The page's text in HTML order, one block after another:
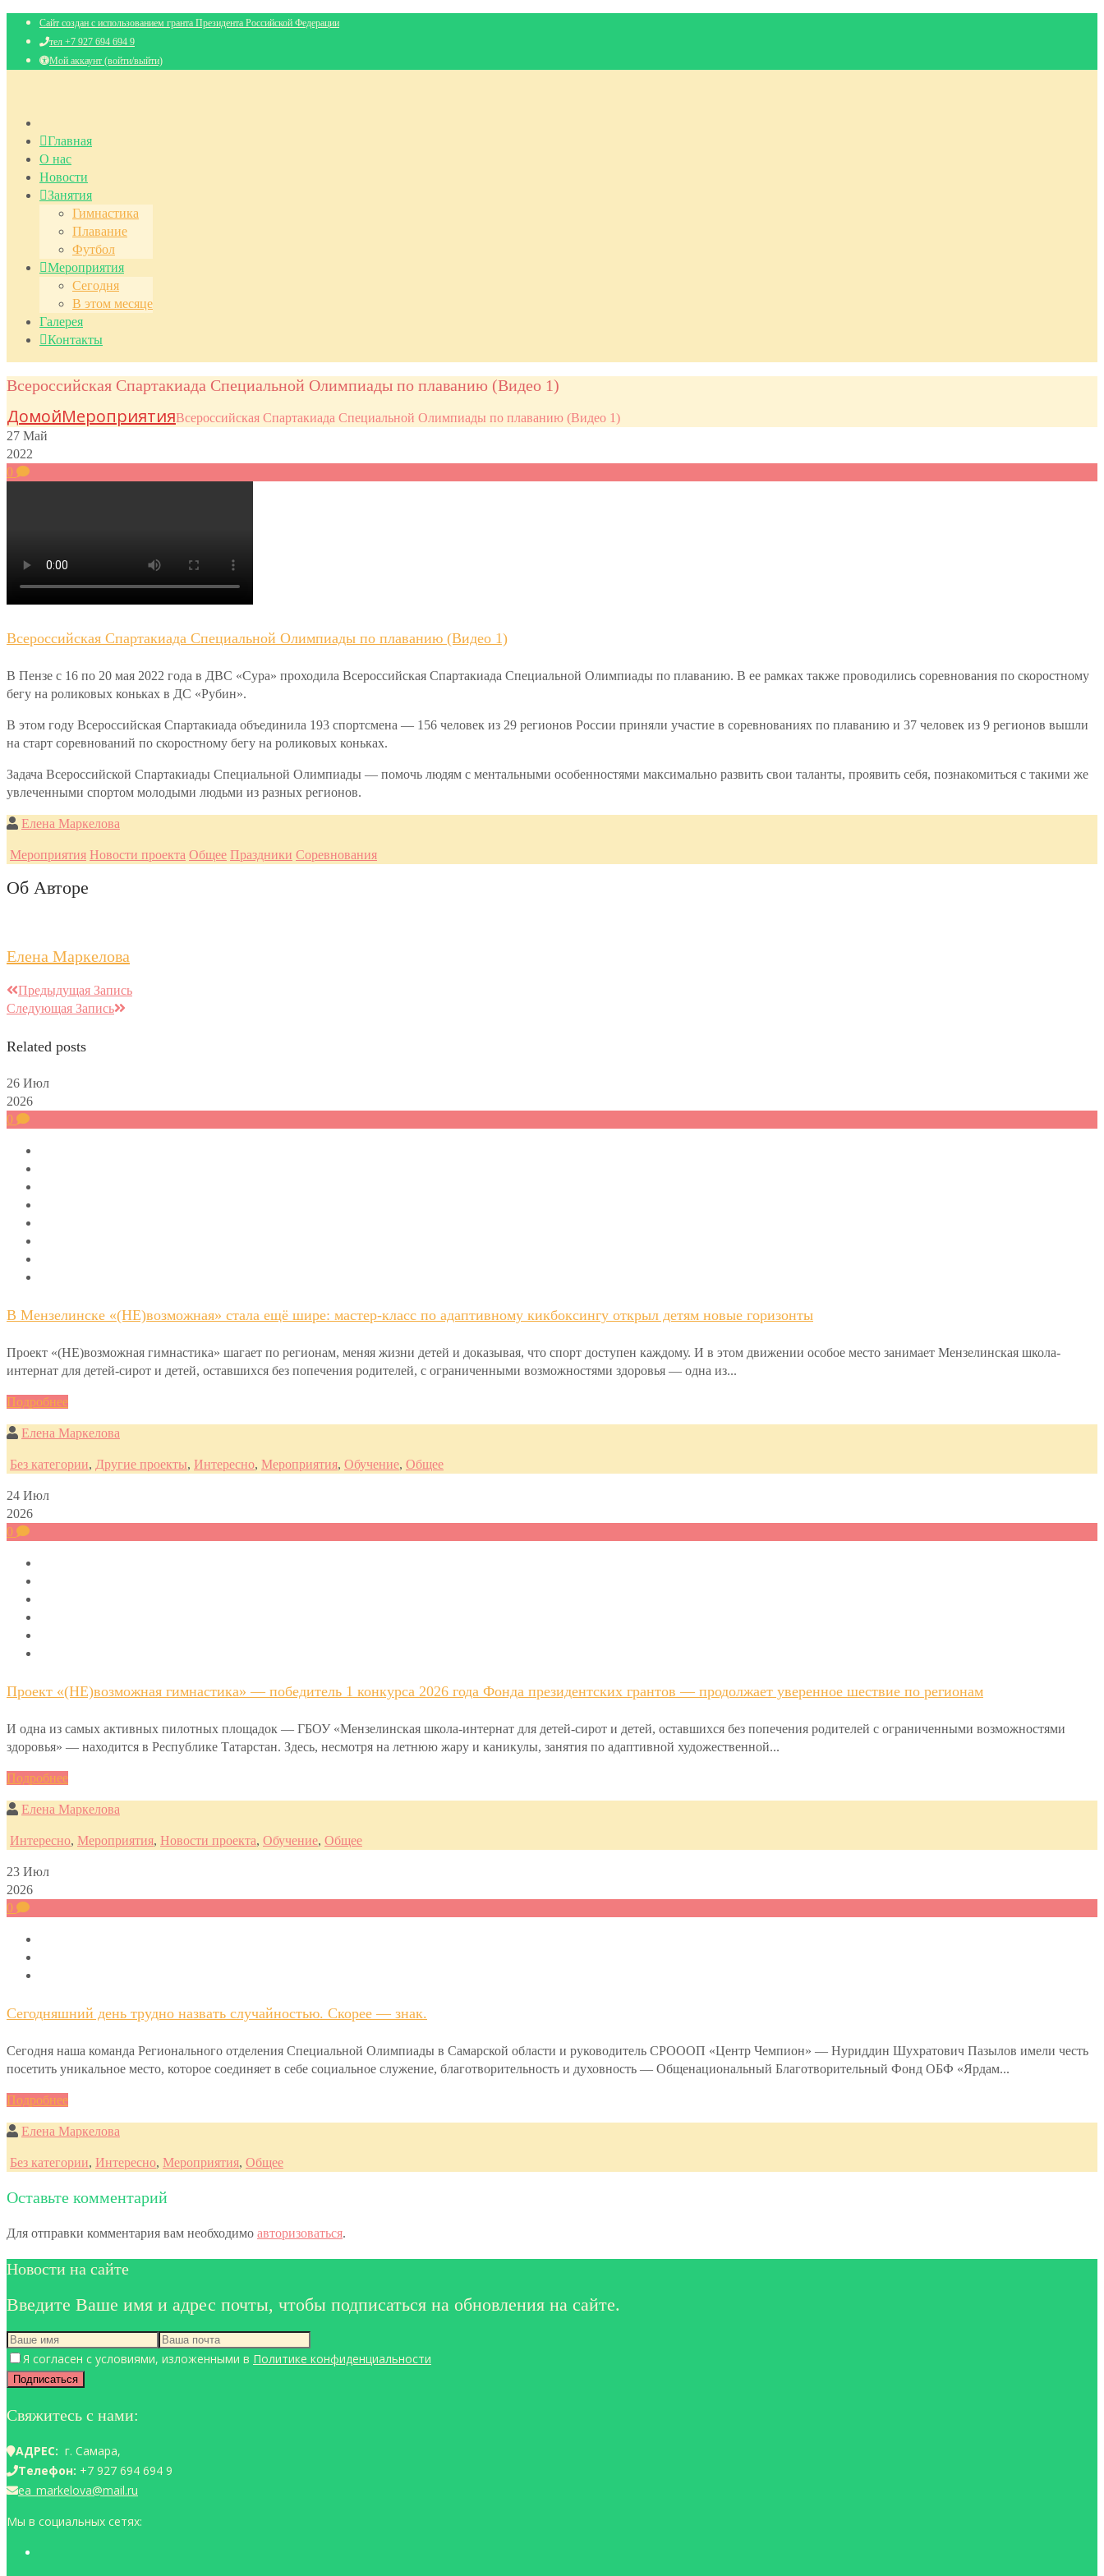
Сайт создан с использованием гранта Президента Российской Федерации
тел +7 927 694 694 9
Мой аккаунт (войти/выйти)
Главная
О нас
Новости
Занятия
Гимнастика
Плавание
Футбол
Мероприятия
Сегодня
В этом месяце
Галерея
Контакты
Всероссийская Спартакиада Специальной Олимпиады по плаванию (Видео 1)
ДомойМероприятияВсероссийская Спартакиада Специальной Олимпиады по плаванию (Видео 1)
27 Май
2022
0
Всероссийская Спартакиада Специальной Олимпиады по плаванию (Видео 1)
В Пензе с 16 по 20 мая 2022 года в ДВС «Сура» проходила Всероссийская Спартакиада Специальной Олимпиады по плаванию. В ее рамках также проводились соревнования по скоростному
бегу на роликовых коньках в ДС «Рубин».
В этом году Всероссийская Спартакиада объединила 193 спортсмена — 156 человек из 29 регионов России приняли участие в соревнованиях по плаванию и 37 человек из 9 регионов вышли
на старт соревнований по скоростному бегу на роликовых коньках.
Задача Всероссийской Спартакиады Специальной Олимпиады — помочь людям с ментальными особенностями максимально развить свои таланты, проявить себя, познакомиться с такими же
увлеченными спортом молодыми людьми из разных регионов.
Елена Маркелова
Мероприятия Новости проекта Общее Праздники Соревнования
Об Авторе
Елена Маркелова
Предыдущая Запись
Следующая Запись
Related posts
26 Июл
2026
0
В Мензелинске «(НЕ)возможная» стала ещё шире: мастер-класс по адаптивному кикбоксингу открыл детям новые горизонты
Проект «(НЕ)возможная гимнастика» шагает по регионам, меняя жизни детей и доказывая, что спорт доступен каждому. И в этом движении особое место занимает Мензелинская школа-
интернат для детей-сирот и детей, оставшихся без попечения родителей, с ограниченными возможностями здоровья — одна из...
Подробнее
Елена Маркелова
Без категории, Другие проекты, Интересно, Мероприятия, Обучение, Общее
24 Июл
2026
0
Проект «(НЕ)возможная гимнастика» — победитель 1 конкурса 2026 года Фонда президентских грантов — продолжает уверенное шествие по регионам
И одна из самых активных пилотных площадок — ГБОУ «Мензелинская школа-интернат для детей-сирот и детей, оставшихся без попечения родителей с ограниченными возможностями
здоровья» — находится в Республике Татарстан. Здесь, несмотря на летнюю жару и каникулы, занятия по адаптивной художественной...
Подробнее
Елена Маркелова
Интересно, Мероприятия, Новости проекта, Обучение, Общее
23 Июл
2026
0
Сегодняшний день трудно назвать случайностью. Скорее — знак.
Сегодня наша команда Регионального отделения Специальной Олимпиады в Самарской области и руководитель СРОООП «Центр Чемпион» — Нуриддин Шухратович Пазылов имели честь
посетить уникальное место, которое соединяет в себе социальное служение, благотворительность и духовность — Общенациональный Благотворительный Фонд ОБФ «Ярдам...
Подробнее
Елена Маркелова
Без категории, Интересно, Мероприятия, Общее
Оставьте комментарий
Для отправки комментария вам необходимо авторизоваться.
Новости на сайте
Введите Ваше имя и адрес почты, чтобы подписаться на обновления на сайте.
Я согласен с условиями, изложенными в Политике конфиденциальности
Свяжитесь с нами:
АДРЕС: г. Самара,
Телефон: +7 927 694 694 9
ea_markelova@mail.ru
Мы в социальных сетях: